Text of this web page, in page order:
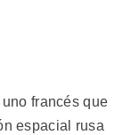
francés que
espacial rusa